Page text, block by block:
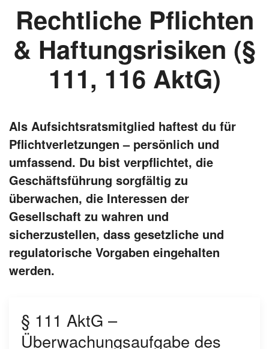
Rechtliche Pflichten
& Haftungsrisiken (§
111, 116 AktG)
Als Aufsichtsratsmitglied haftest du für
Pflichtverletzungen – persönlich und
umfassend. Du bist verpflichtet, die
Geschäftsführung sorgfältig zu
überwachen, die Interessen der
Gesellschaft zu wahren und
sicherzustellen, dass gesetzliche und
regulatorische Vorgaben eingehalten
werden.
§ 111 AktG –
Überwachungsaufgabe des